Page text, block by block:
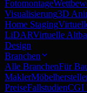
Fotomontage
Visualisierung3D
Home Staging
LiDARVirtuelle
Design
Branchen
Alle BranchenFür
Makler
PreiseFallstudienCGI